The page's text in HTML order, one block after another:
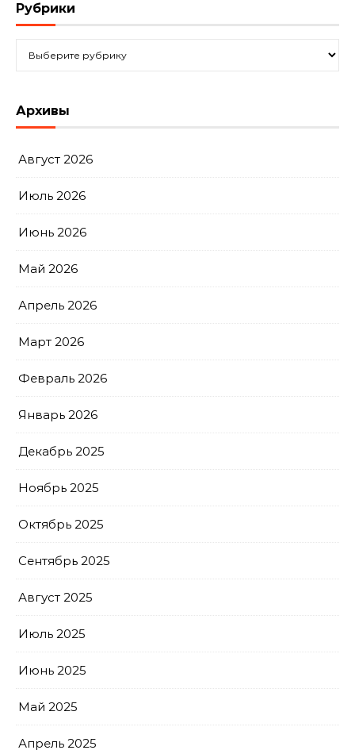
Рубрики
Архивы
Август 2026
Июль 2026
Июнь 2026
Май 2026
Апрель 2026
Март 2026
Февраль 2026
Январь 2026
Декабрь 2025
Ноябрь 2025
Октябрь 2025
Сентябрь 2025
Август 2025
Июль 2025
Июнь 2025
Май 2025
Апрель 2025